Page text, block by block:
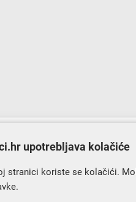
razvoj u sklopu
godine!
upotrebljava kolačiće
stranici koriste se kolačići.